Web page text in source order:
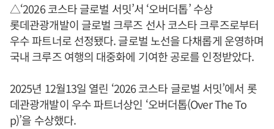
△‘2026 코스타 글로벌 서밋’서 ‘오버더톱’ 수상
롯데관광개발이 글로벌 크루즈 선사 코스타 크루즈로부터
우수 파트너로 선정됐다. 글로벌 노선을 다채롭게 운영하며
국내 크루즈 여행의 대중화에 기여한 공로를 인정받았다.
2025년 12월13일 열린 ‘2026 코스타 글로벌 서밋’에서 롯
데관광개발이 우수 파트너상인 ‘오버더톱(Over The To
p)’을 수상했다.